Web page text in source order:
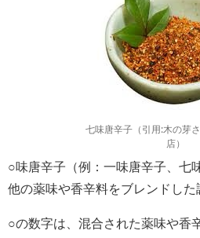
七味唐辛子（引用:木の芽
店）
○味唐辛子（例：一味唐辛子、七
他の薬味や香辛料をブレンドした
○の数字は、混合された薬味や香